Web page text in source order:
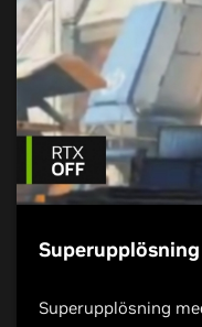
Superupplösning